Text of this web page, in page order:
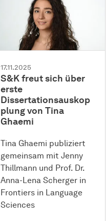
17.11.2025
S&K freut sich über
erste
Dissertationsauskop
plung von Tina
Ghaemi
Tina Ghaemi publiziert
gemeinsam mit Jenny
Thillmann und Prof. Dr.
Anna-Lena Scherger in
Frontiers in Language
Sciences